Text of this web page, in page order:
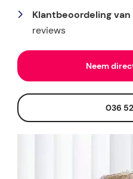
Klantbeoordeling van
reviews
Neem
036